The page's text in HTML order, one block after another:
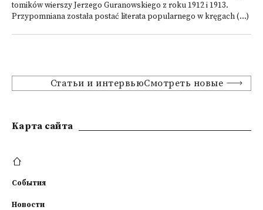
tomików wierszy Jerzego Guranowskiego z roku 1912 i 1913.
Przypomniana została postać literata popularnego w kręgach (...)
Статьи и интервьюСмотреть новые
Kарта сайта
События
Новости